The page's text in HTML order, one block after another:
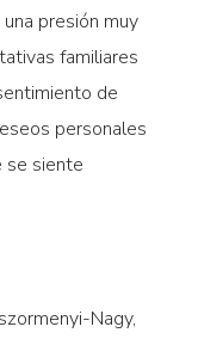
presión muy
familiares
de
personales
se siente
Nagy,